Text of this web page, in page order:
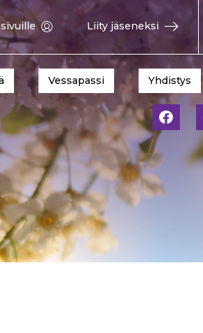
Liity jäseneksi
Vessapassi Yhdistys